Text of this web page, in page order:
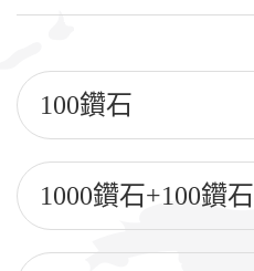
100鑽石
1000鑽石+100鑽石